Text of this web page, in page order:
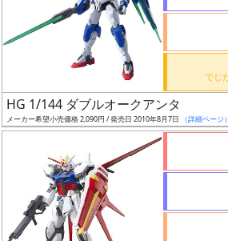
ケ
HG 1/144 ダブルオークアンタ
メーカー希望小売価格 2,090円 / 発売日 2010年8月7日 （詳細ページ）